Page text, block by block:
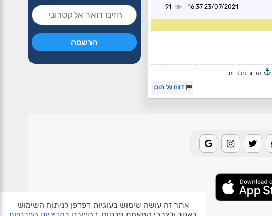
אתר זה עושה שימוש בעוגיות דפדפן לניתוח השימוש
23/07/2021 16:37
91
מדווח מלב ים
דווח על תוכן